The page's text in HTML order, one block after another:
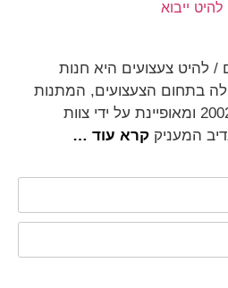
/ להיט צעצועים היא חנות
בתחום הצעצועים, המתנות
ומשחקי הקופסא משנת 2002 ומאופיינת על ידי צוות
המעניק קרא עוד …